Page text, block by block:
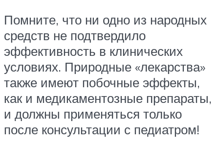
Помните, что ни одно из народных
средств не подтвердило
эффективность в клинических
условиях. Природные «лекарства»
также имеют побочные эффекты,
как и медикаментозные препараты,
и должны применяться только
после консультации с педиатром!